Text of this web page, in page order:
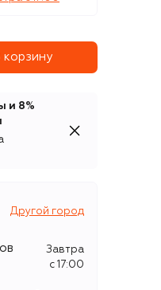
корзину
и 8%
Другой город
Завтра
c 17:00